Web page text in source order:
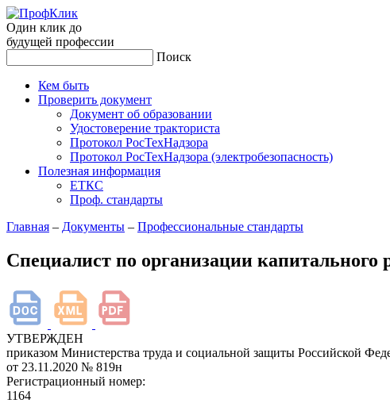
Один клик до
будущей профессии
Поиск
Кем быть
Проверить документ
Документ об образовании
Удостоверение тракториста
Протокол РосТехНадзора
Протокол РосТехНадзора (электробезопасность)
Полезная информация
ЕТКС
Проф. стандарты
Главная – Документы – Профессиональные стандарты
Специалист по организации капитального
УТВЕРЖДЕН
приказом Министерства труда и социальной защиты Российской
от 23.11.2020 № 819н
Регистрационный номер:
1164